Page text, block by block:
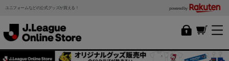
ユニフォームなどの公式グッズが買える！ powered by